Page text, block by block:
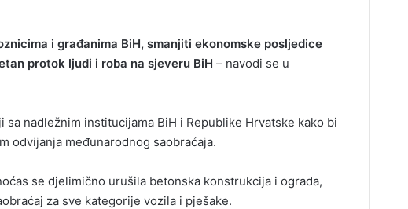
i građanima BiH, smanjiti ekonomske posljedice
protok ljudi i roba na sjeveru BiH – navodi se u
sa nadležnim institucijama BiH i Republike Hrvatske kako bi
odvijanja međunarodnog saobraćaja.
se djelimično urušila betonska konstrukcija i ograda,
za sve kategorije vozila i pješake.